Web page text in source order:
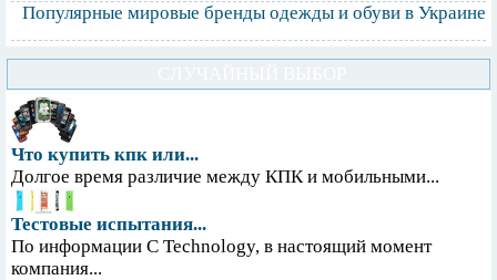
Популярные мировые бренды одежды и обуви в Украине
Что купить кпк или...
Долгое время различие между КПК и мобильными...
Тестовые испытания...
По информации С Technology, в настоящий момент
компания...